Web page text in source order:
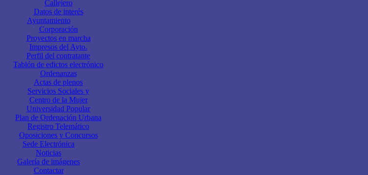
Callejero
Datos de interés
Ayuntamiento
Corporación
Proyectos en marcha
Impresos del Ayto.
Perfil del contratante
Tablón de edictos electrónico
Ordenanzas
Actas de plenos
Servicios Sociales y
Centro de la Mujer
Universidad Popular
Plan de Ordenación Urbana
Registro Telemático
Oposiciones y Concursos
Sede Electrónica
Noticias
Galería de imágenes
Contactar